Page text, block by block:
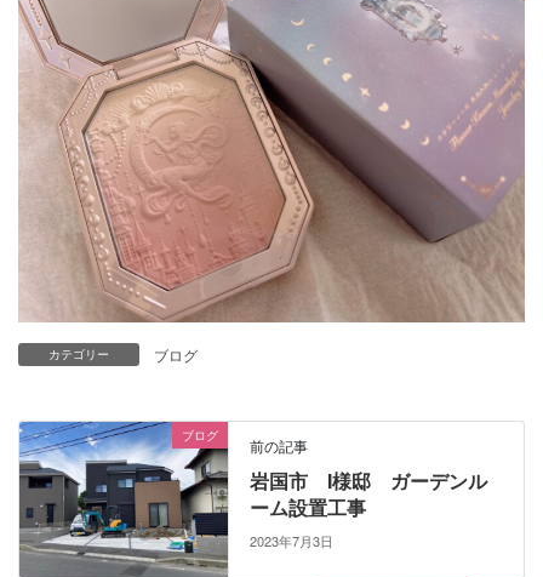
カテゴリー ブログ
ブログ 前の記事
岩国市 I様邸 ガーデンル
ーム設置工事
2023年7月3日